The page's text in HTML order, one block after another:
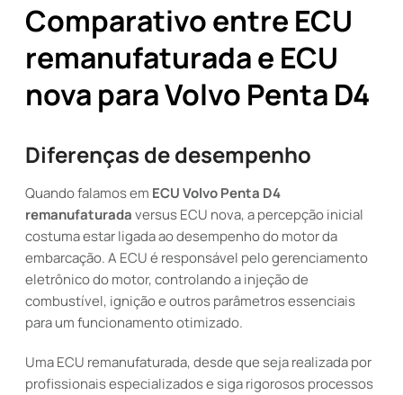
Comparativo entre ECU
remanufaturada e ECU
nova para Volvo Penta D4
Diferenças de desempenho
Quando falamos em ECU Volvo Penta D4
remanufaturadaversus ECU nova, a percepção inicial
costuma estar ligada ao desempenho do motor da
embarcação. A ECU é responsável pelo gerenciamento
eletrônico do motor, controlando a injeção de
combustível, ignição e outros parâmetros essenciais
para um funcionamento otimizado.
Uma ECU remanufaturada, desde que seja realizada por
profissionais especializados e siga rigorosos processos